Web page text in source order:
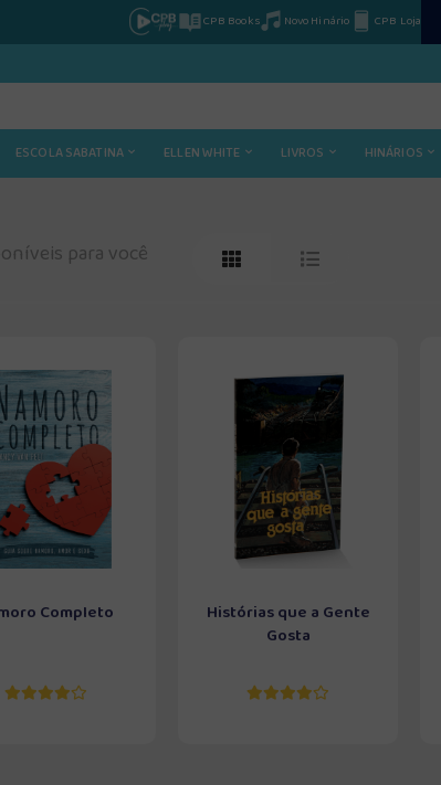
CPB Books Novo Hinário CPB Loja
ESCOLA SABATINA ELLEN WHITE LIVROS HINÁRIOS
para você
Completo
Histórias que a Gente
Gosta